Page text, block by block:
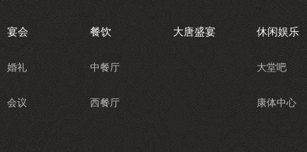
宴会
婚礼
会议
餐饮
中餐厅
西餐厅
大唐盛宴 休闲娱乐
大堂吧
康体中心